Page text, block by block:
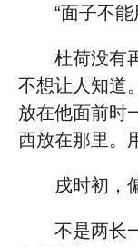
“面子不
杜荷没有
不想让人知道
放在他面前
西放在那里。
戌时初，
不是两长